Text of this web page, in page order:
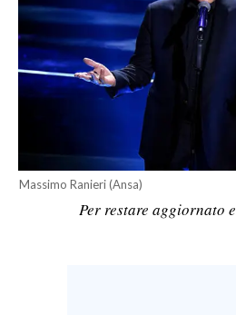
ECONOMIA
SERVIZI ALLE IMPRESE
LAVORO
SPORT IN SARDEGNA
Massimo Ranieri (Ansa)
Per restare aggiornato